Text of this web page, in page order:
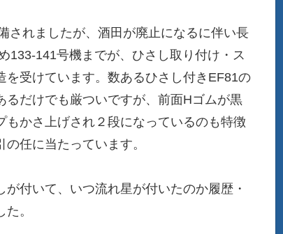
されましたが、酒田が廃止になるに伴い長
133-141号機までが、ひさし取り付け・ス
を受けています。数あるひさし付きEF81の
だけでも厳ついですが、前面Hゴムが黒
かさ上げされ２段になっているのも特徴
任に当たっています。
付いて、いつ流れ星が付いたのか履歴・
。